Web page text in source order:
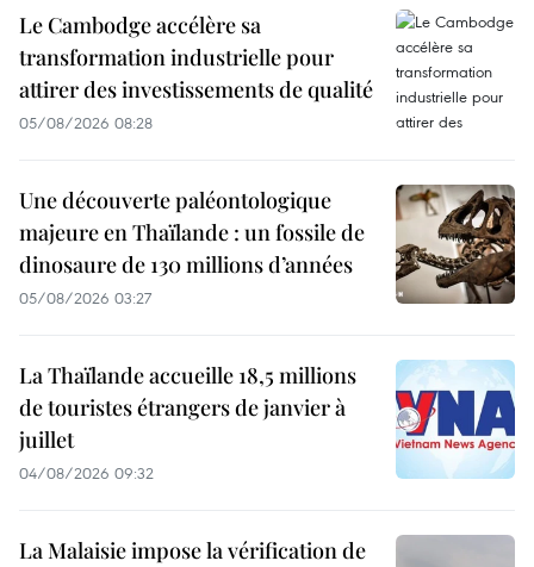
Le Cambodge accélère sa
transformation industrielle pour
attirer des investissements de qualité
05/08/2026 08:28
Une découverte paléontologique
majeure en Thaïlande : un fossile de
dinosaure de 130 millions d’années
05/08/2026 03:27
La Thaïlande accueille 18,5 millions
de touristes étrangers de janvier à
juillet
04/08/2026 09:32
La Malaisie impose la vérification de